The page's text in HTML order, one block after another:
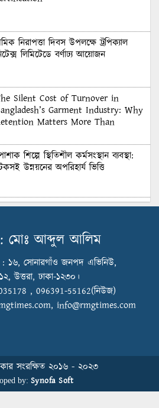
নিরাপত্তা দিবস উপলক্ষে ট্রপিক্যাল
লিমিটেডে বর্ণাঢ্য আয়োজন
Silent Cost of Turnover in
Garment Industry: Why
Matters More Than
শিল্পে স্থিতিশীল কর্মসংস্থান ব্যবস্থা:
উন্নয়নের অপরিহার্য ভিত্তি
দেয়াল ভাঙার সুযোগ: মার্কিন বাজারে
Excellence: Texstream
Ltd. Rewards Best Workers–
এফএনএফ ফাউন্ডেশনের
মোঃ আব্দুল আলিম
১৬, সোনারগাঁও জনপদ এভিনিউ,
উত্তরা, ঢাকা-১২৩০।
, 096391-55162(নিউজ)
, info@rmgtimes.com
সংরক্ষিত ২০১৬ - ২০২৩
by: Synofa Soft